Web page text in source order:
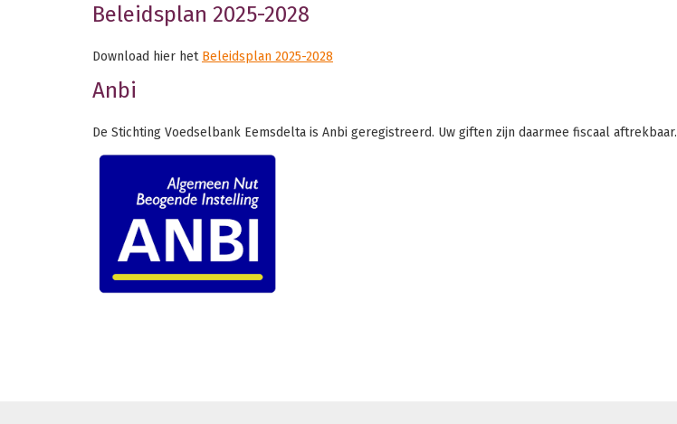
Beleidsplan 2025-2028
Download hier het Beleidsplan 2025-2028
Anbi
De Stichting Voedselbank Eemsdelta is Anbi geregistreerd. Uw giften zijn daarmee fiscaal aftrekbaar.